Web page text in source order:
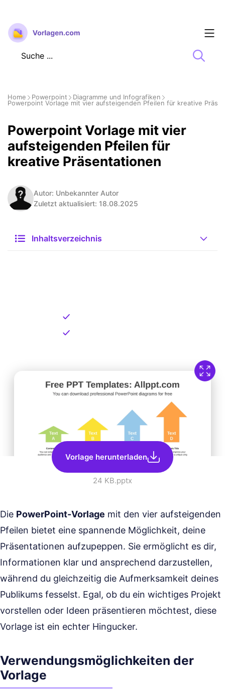
Zum
Inhalt
springen
Home Powerpoint
Diagramme und Infografiken
Powerpoint Vorlage mit vier aufsteigenden Pfeilen für kreative
Powerpoint Vorlage mit vier
aufsteigenden Pfeilen für
kreative Präsentationen
Autor: Unbekannter Autor
Zuletzt aktualisiert: 18.08.2025
Inhaltsverzeichnis
Vorlage herunterladen
24 KB.pptx
Die PowerPoint-Vorlage mit den vier aufsteigenden
Pfeilen bietet eine spannende Möglichkeit, deine
Präsentationen aufzupeppen. Sie ermöglicht es dir,
Informationen klar und ansprechend darzustellen,
während du gleichzeitig die Aufmerksamkeit deines
Publikums fesselst. Egal, ob du ein wichtiges Projekt
vorstellen oder Ideen präsentieren möchtest, diese
Vorlage ist ein echter Hingucker.
Verwendungsmöglichkeiten der
Vorlage